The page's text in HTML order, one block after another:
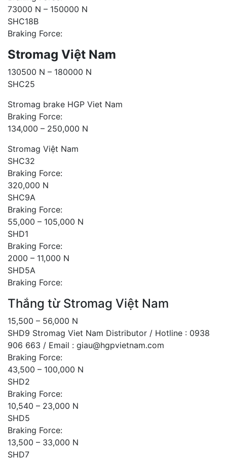
73000 N – 150000 N
SHC18B
Braking Force:
Stromag Việt Nam
130500 N – 180000 N
SHC25
Stromag brake HGP Viet Nam
Braking Force:
134,000 – 250,000 N
Stromag Việt Nam
SHC32
Braking Force:
320,000 N
SHC9A
Braking Force:
55,000 – 105,000 N
SHD1
Braking Force:
2000 – 11,000 N
SHD5A
Braking Force:
Thắng từ Stromag Việt Nam
15,500 – 56,000 N
SHD9 Stromag Viet Nam Distributor / Hotline : 0938
906 663 / Email : giau@hgpvietnam.com
Braking Force:
43,500 – 100,000 N
SHD2
Braking Force:
10,540 – 23,000 N
SHD5
Braking Force:
13,500 – 33,000 N
SHD7